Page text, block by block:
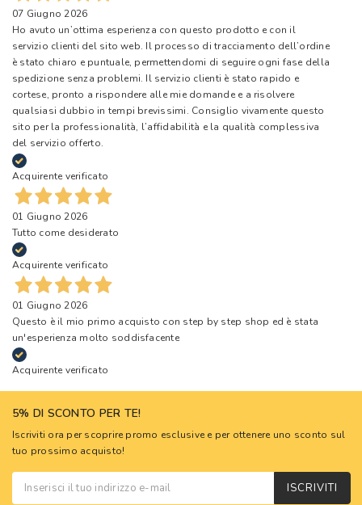
07 Giugno 2026
Ho avuto un’ottima esperienza con questo prodotto e con il
servizio clienti del sito web. Il processo di tracciamento dell’ordine
è stato chiaro e puntuale, permettendomi di seguire ogni fase della
spedizione senza problemi. Il servizio clienti è stato rapido e
cortese, pronto a rispondere alle mie domande e a risolvere
qualsiasi dubbio in tempi brevissimi. Consiglio vivamente questo
sito per la professionalità, l’affidabilità e la qualità complessiva
del servizio offerto.
Acquirente verificato
01 Giugno 2026
Tutto come desiderato
Acquirente verificato
01 Giugno 2026
Questo è il mio primo acquisto con step by step shop ed è stata
un'esperienza molto soddisfacente
Acquirente verificato
5% DI SCONTO PER TE!
Iscriviti ora per scoprire promo esclusive e per ottenere uno sconto sul
tuo prossimo acquisto!
ISCRIVITI